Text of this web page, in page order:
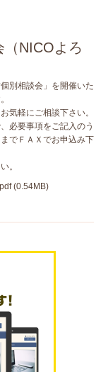
（NICOよろ
別相談会」を開催いた
気軽にご相談下さい。
必要事項をご記入のう
でＦＡＸでお申込み下
。
(0.54MB)